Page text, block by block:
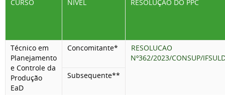
CURSO NÍVEL RESOLUÇÃO DO PPC
Técnico em
Planejamento
e Controle da
Produção
EaD
Concomitante*
RESOLUCAO
Nº362/2023/CONSUP/
Subsequente**